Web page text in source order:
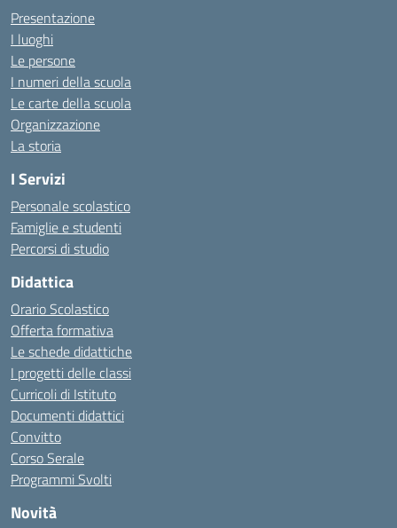
Presentazione
I luoghi
Le persone
I numeri della scuola
Le carte della scuola
Organizzazione
La storia
I Servizi
Personale scolastico
Famiglie e studenti
Percorsi di studio
Didattica
Orario Scolastico
Offerta formativa
Le schede didattiche
I progetti delle classi
Curricoli di Istituto
Documenti didattici
Convitto
Corso Serale
Programmi Svolti
Novità